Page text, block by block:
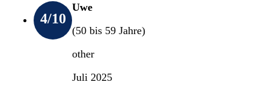
4/10
Uwe
(50 bis 59 Jahre)
other
Juli 2025